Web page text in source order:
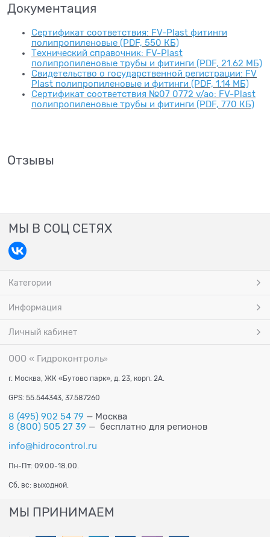
Документация
Сертификат соответствия: FV-Plast фитинги
полипропиленовые (PDF, 550 КБ)
Технический справочник: FV-Plast
полипропиленовые трубы и фитинги (PDF, 21.62 МБ)
Свидетельство о государственной регистрации: FV
Plast полипропиленовые и фитинги (PDF, 1.14 МБ)
Сертификат соответствия №07 0772 v/ao: FV-Plast
полипропиленовые трубы и фитинги (PDF, 770 КБ)
Отзывы
МЫ В СОЦ СЕТЯХ
Категории
Информация
Личный кабинет
ООО « Гидроконтроль»
г. Москва, ЖК «Бутово парк», д. 23, корп. 2А.
GPS: 55.544343, 37.587260
8 (495) 902 54 79 — Москва
8 (800) 505 27 39 — бесплатно для регионов
info@hidrocontrol.ru
Пн-Пт: 09.00-18.00.
Сб, вс: выходной.
МЫ ПРИНИМАЕМ